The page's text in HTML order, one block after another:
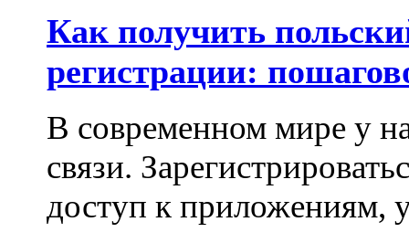
Как получить
регистрации:
В современном мире у
связи.
доступ к приложениям,